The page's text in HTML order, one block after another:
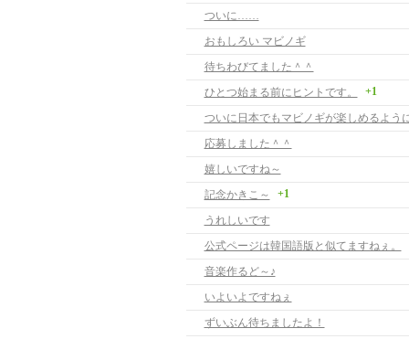
ついに……
おもしろい マビノギ
待ちわびてました＾＾
ひとつ始まる前にヒントです。
+1
応募しました＾＾
嬉しいですね～
記念かきこ～
+1
うれしいです
公式ページは韓国語版と似てますねぇ。
音楽作るど～♪
いよいよですねぇ
ずいぶん待ちましたよ！